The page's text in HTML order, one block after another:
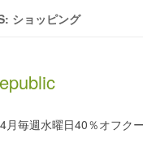
ショッピング
月毎週水曜日40％オフク